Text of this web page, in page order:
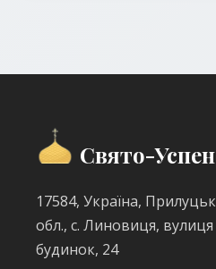
Свято-
17584, Україна,
обл., с. Линовиця,
будинок, 24